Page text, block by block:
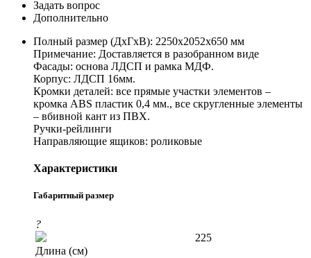
Задать вопрос
Дополнительно
Полный размер (ДхГхВ): 2250х2052х650 мм
Примечание: Доставляется в разобранном виде
Фасады: основа ЛДСП и рамка МДФ.
Корпус: ЛДСП 16мм.
Кромки деталей: все прямые участки элементов –
кромка ABS пластик 0,4 мм., все скругленные элементы
– вбивной кант из ПВХ.
Ручки-рейлинги
Направляющие ящиков: роликовые
Характеристики
Габаритный размер
?
Длина (см)
225